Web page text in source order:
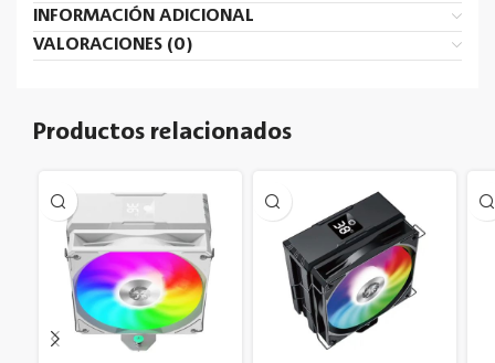
INFORMACIÓN ADICIONAL
VALORACIONES (0)
Productos relacionados